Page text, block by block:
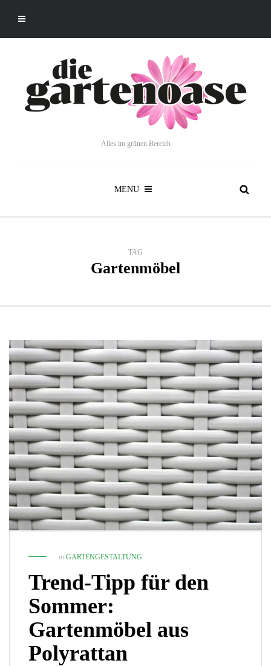
Alles im grünen Bereich
MENU
TAG
Gartenmöbel
in GARTENGESTALTUNG
Trend-Tipp für den
Sommer:
Gartenmöbel aus
Polyrattan